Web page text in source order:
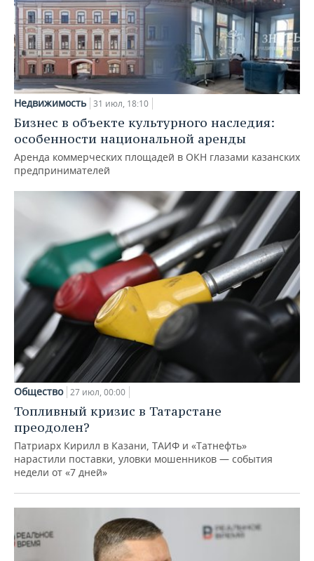
Недвижимость 31 июл, 18:10
Бизнес в объекте культурного наследия:
особенности национальной аренды
Аренда коммерческих площадей в ОКН глазами казанских
предпринимателей
Общество 27 июл, 00:00
Топливный кризис в Татарстане
преодолен?
Патриарх Кирилл в Казани, ТАИФ и «Татнефть»
нарастили поставки, уловки мошенников — события
недели от «7 дней»